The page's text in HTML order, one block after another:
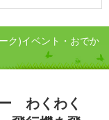
ク)イベント・おでか
わくわく